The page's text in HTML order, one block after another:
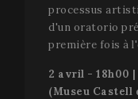
processus
d'un oratorio
première fois à
2 avril - 18h00
(Museu Castell